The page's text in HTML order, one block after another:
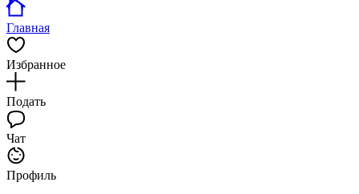
Главная
Избранное
Подать
Чат
Профиль